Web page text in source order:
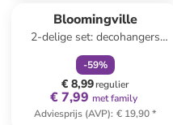
Bloomingville
2-delige set: decohangers
"Griselda" wit - (L)11,5 cm
-59%
€ 8,99regulier
€ 7,99 met family
Adviesprijs (AVP): € 19,90*